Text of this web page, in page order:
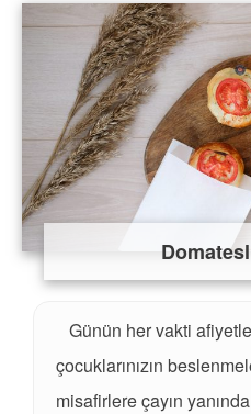
Günün her vakti
çocuklarınızın
misafirlere çayın